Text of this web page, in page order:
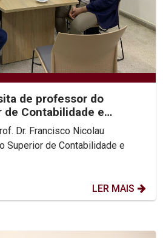
de professor do
Contabilidade e
Lisboa
Dr. Francisco Nicolau
Superior de Contabilidade e
LER MAIS